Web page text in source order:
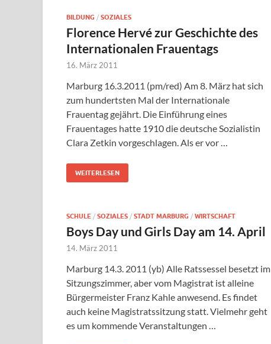
BILDUNG / SOZIALES
Florence Hervé zur Geschichte des
Internationalen Frauentags
16. März 2011
Marburg 16.3.2011 (pm/red) Am 8. März hat sich
zum hundertsten Mal der Internationale
Frauentag gejährt. Die Einführung eines
Frauentages hatte 1910 die deutsche Sozialistin
Clara Zetkin vorgeschlagen. Als er vor …
WEITERLESEN
SCHULE / SOZIALES / STADT MARBURG / WIRTSCHAFT
Boys Day und Girls Day am 14. April
14. März 2011
Marburg 14.3. 2011 (yb) Alle Ratssessel besetzt im
Sitzungszimmer, aber vom Magistrat ist alleine
Bürgermeister Franz Kahle anwesend. Es findet
auch keine Magistratssitzung statt. Vielmehr geht
es um kommende Veranstaltungen …